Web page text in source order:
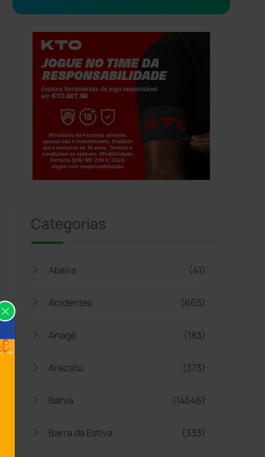
Categorias
Abaíra (41)
Acidentes (665)
Anagé (183)
Aracatu (373)
Bahia (14546)
Barra da Estiva (333)